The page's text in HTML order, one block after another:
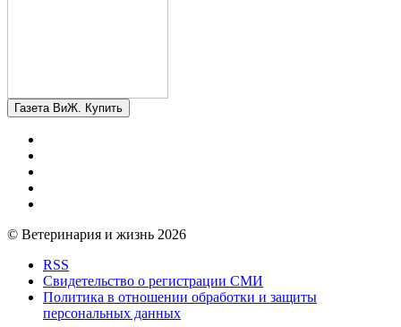
Газета ВиЖ. Купить
© Ветеринария и жизнь 2026
RSS
Свидетельство о регистрации СМИ
Политика в отношении обработки и защиты
персональных данных